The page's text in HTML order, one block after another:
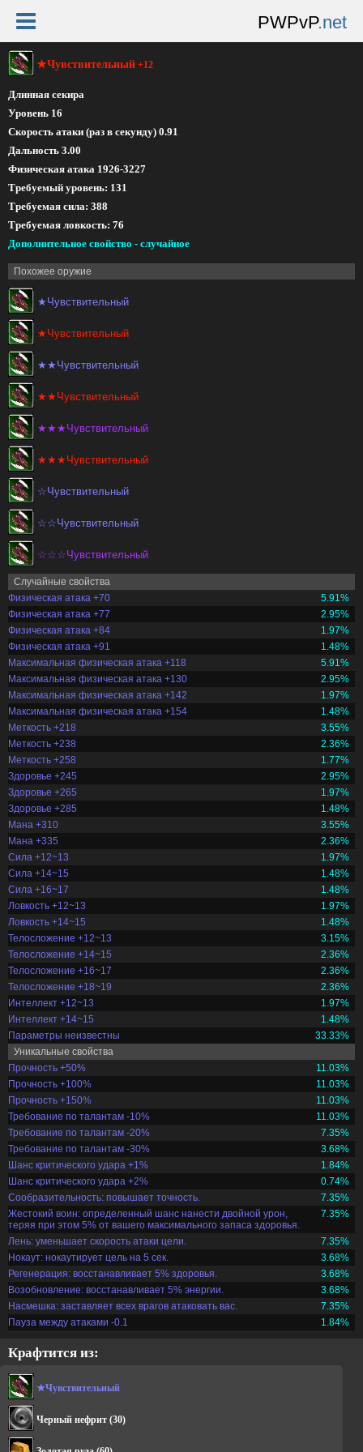
PWPvP.net
★Чувствительный +12
Длинная секира
Уровень 16
Скорость атаки (раз в секунду) 0.91
Дальность 3.00
Физическая атака 1926-3227
Требуемый уровень: 131
Требуемая сила: 388
Требуемая ловкость: 76
Дополнительное свойство - случайное
Похожее оружие
★Чувствительный
★Чувствительный
★★Чувствительный
★★Чувствительный
★★★Чувствительный
★★★Чувствительный
☆Чувствительный
☆☆Чувствительный
☆☆☆Чувствительный
Случайные свойства
Физическая атака +70
5.91%
Физическая атака +77
2.95%
Физическая атака +84
1.97%
Физическая атака +91
1.48%
Максимальная физическая атака +118
5.91%
Максимальная физическая атака +130
2.95%
Максимальная физическая атака +142
1.97%
Максимальная физическая атака +154
1.48%
Меткость +218
3.55%
Меткость +238
2.36%
Меткость +258
1.77%
Здоровье +245
2.95%
Здоровье +265
1.97%
Здоровье +285
1.48%
Мана +310
3.55%
Мана +335
2.36%
Сила +12~13
1.97%
Сила +14~15
1.48%
Сила +16~17
1.48%
Ловкость +12~13
1.97%
Ловкость +14~15
1.48%
Телосложение +12~13
3.15%
Телосложение +14~15
2.36%
Телосложение +16~17
2.36%
Телосложение +18~19
2.36%
Интеллект +12~13
1.97%
Интеллект +14~15
1.48%
Параметры неизвестны
33.33%
Уникальные свойства
Прочность +50%
11.03%
Прочность +100%
11.03%
Прочность +150%
11.03%
Требование по талантам -10%
11.03%
Требование по талантам -20%
7.35%
Требование по талантам -30%
3.68%
Шанс критического удара +1%
1.84%
Шанс критического удара +2%
0.74%
Сообразительность: повышает точность.
7.35%
Жестокий воин: определенный шанс нанести двойной урон,
теряя при этом 5% от вашего максимального запаса здоровья.
7.35%
Лень: уменьшает скорость атаки цели.
7.35%
Нокаут: нокаутирует цель на 5 сек.
3.68%
Регенерация: восстанавливает 5% здоровья.
3.68%
Возобновление: восстанавливает 5% энергии.
3.68%
Насмешка: заставляет всех врагов атаковать вас.
7.35%
Пауза между атаками -0.1
1.84%
Крафтится из:
★Чувствительный
Черный нефрит (30)